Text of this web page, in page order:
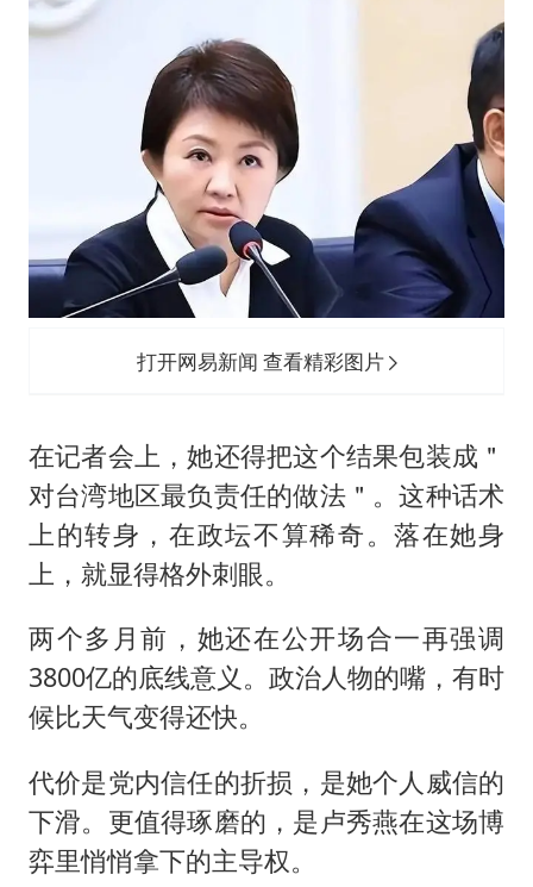
打开网易新闻 查看精彩图片
在记者会上，她还得把这个结果包装成＂
对台湾地区最负责任的做法＂。这种话术
上的转身，在政坛不算稀奇。落在她身
上，就显得格外刺眼。
两个多月前，她还在公开场合一再强调
3800亿的底线意义。政治人物的嘴，有时
候比天气变得还快。
代价是党内信任的折损，是她个人威信的
下滑。更值得琢磨的，是卢秀燕在这场博
弈里悄悄拿下的主导权。